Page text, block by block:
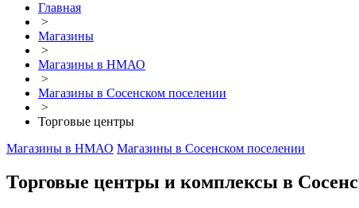
Главная
>
Магазины
>
Магазины в НМАО
>
Магазины в Сосенском поселении
>
Торговые центры
Магазины в НМАО Магазины в Сосенском поселении
Торговые центры и комплексы в